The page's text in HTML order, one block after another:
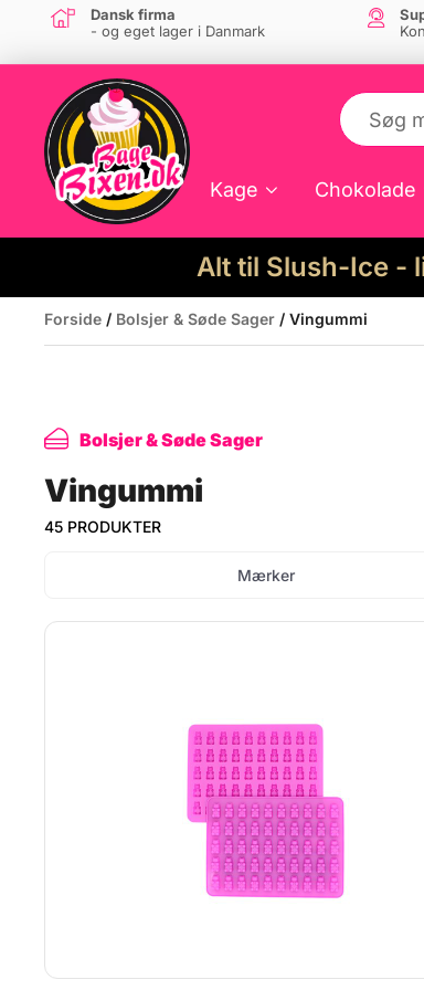
Dansk firma
- og eget lager i Danmark
Kage Chokolade
Alt til Slush-Ice -
Forside / Bolsjer & Søde Sager / Vingummi
Bolsjer & Søde Sager
Vingummi
45 PRODUKTER
Mærker